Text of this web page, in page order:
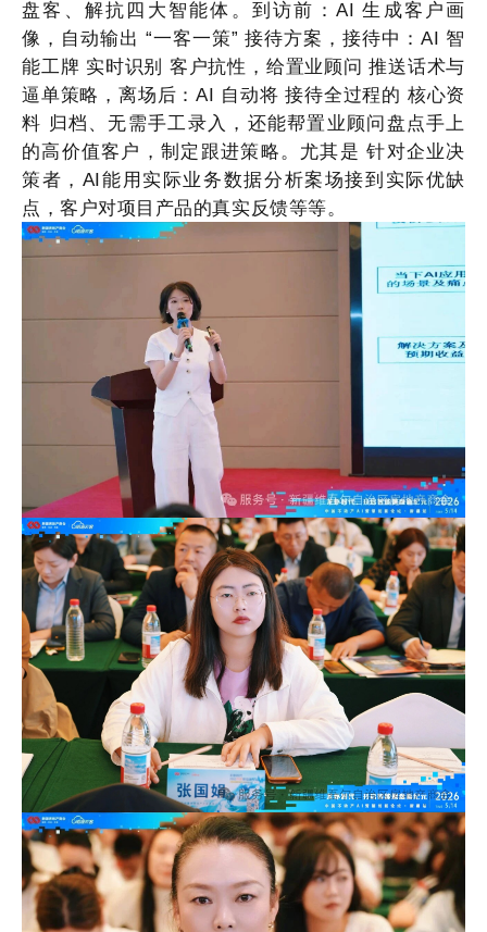
盘客、解抗四大智能体。到访前：AI 生成客户画
像，自动输出 “一客一策” 接待方案，接待中：AI 智
能工牌 实时识别 客户抗性，给置业顾问 推送话术与
逼单策略，离场后：AI 自动将 接待全过程的 核心资
料 归档、无需手工录入，还能帮置业顾问盘点手上
的高价值客户，制定跟进策略。尤其是 针对企业决
策者，AI能用实际业务数据分析案场接到实际优缺
点，客户对项目产品的真实反馈等等。